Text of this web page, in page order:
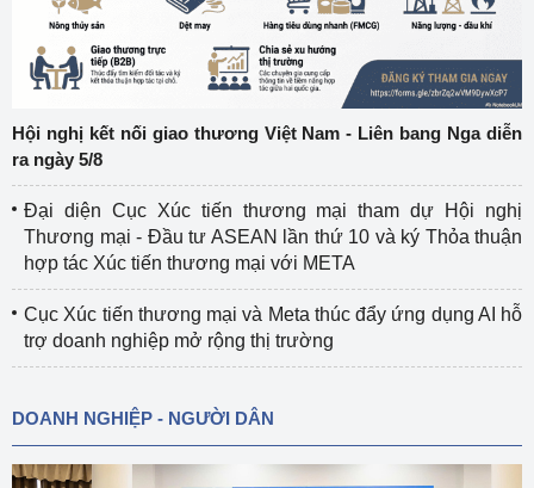
Hội nghị kết nối giao thương Việt Nam - Liên bang Nga diễn
ra ngày 5/8
Đại diện Cục Xúc tiến thương mại tham dự Hội nghị
Thương mại - Đầu tư ASEAN lần thứ 10 và ký Thỏa thuận
hợp tác Xúc tiến thương mại với META
Cục Xúc tiến thương mại và Meta thúc đẩy ứng dụng AI hỗ
trợ doanh nghiệp mở rộng thị trường
DOANH NGHIỆP - NGƯỜI DÂN